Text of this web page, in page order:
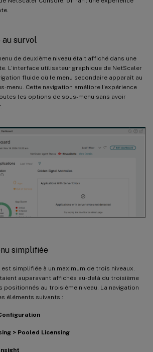
au survol
de deuxième niveau était affiché dans une
L’interface utilisateur graphique de NetScaler
fluide où le menu secondaire apparaît au
menu. Cette navigation améliore l’expérience
les options de sous-menu sans avoir
simplifiée
simplifiée à un maximum de trois niveaux.
auparavant affichés au-delà du troisième
positionnés au troisième niveau. La navigation
éléments suivants :
> Pooled Licensing